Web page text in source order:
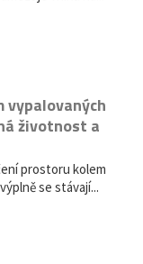
vypalovaných
životnost a
prostoru kolem
se stávají...